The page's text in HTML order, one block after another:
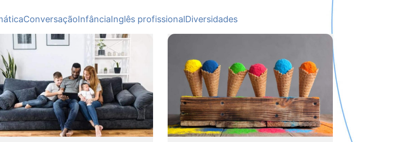
ConversaçãoInfânciaInglês profissionalDiversidades